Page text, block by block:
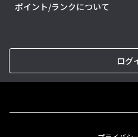
ポイント/ランクについて
ログ